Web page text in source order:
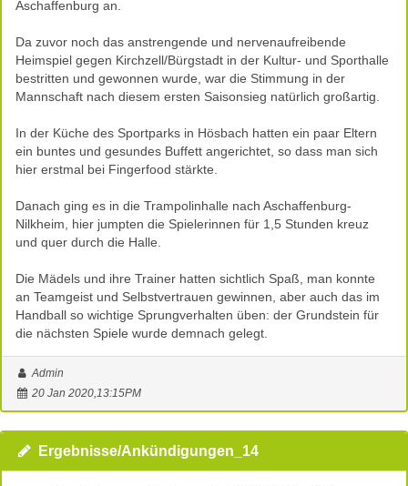
Aschaffenburg an.
Da zuvor noch das anstrengende und nervenaufreibende
Heimspiel gegen Kirchzell/Bürgstadt in der Kultur- und Sporthalle
bestritten und gewonnen wurde, war die Stimmung in der
Mannschaft nach diesem ersten Saisonsieg natürlich großartig.
In der Küche des Sportparks in Hösbach hatten ein paar Eltern
ein buntes und gesundes Buffett angerichtet, so dass man sich
hier erstmal bei Fingerfood stärkte.
Danach ging es in die Trampolinhalle nach Aschaffenburg-
Nilkheim, hier jumpten die Spielerinnen für 1,5 Stunden kreuz
und quer durch die Halle.
Die Mädels und ihre Trainer hatten sichtlich Spaß, man konnte
an Teamgeist und Selbstvertrauen gewinnen, aber auch das im
Handball so wichtige Sprungverhalten üben: der Grundstein für
die nächsten Spiele wurde demnach gelegt.
Admin
20 Jan 2020,13:15PM
Ergebnisse/Ankündigungen_14